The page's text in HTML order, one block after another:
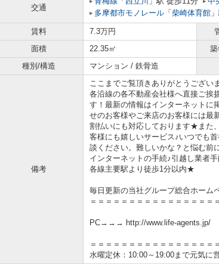
交通
多摩都市モノレール 「 柴崎体育館
賃料 7.3万円
面積
22.35㎡ 築
種別/構造
マンション / 鉄骨造
備考
ここまでご覧頂きありがとうござい
各沿線の各不動産会社様へ直接ご挨
す！最新の情報はインターネットに
せのお客様やご来店のお客様には
割払いにも対応しております★また
客様にも嬉しいサービス♪いつでも
談ください。難しいかな？と悩む前
インターネットの手続♪引越し業者
各線主要駅より徒歩1分以内★
毎日更新の当社グループ総合ホーム
＝＝＝＝＝＝＝＝＝＝＝＝＝＝＝＝
PC→→→ http://www.life-agents.jp/
＝＝＝＝＝＝＝＝＝＝＝＝＝＝＝＝
水曜定休：10:00～19:00まで元気に